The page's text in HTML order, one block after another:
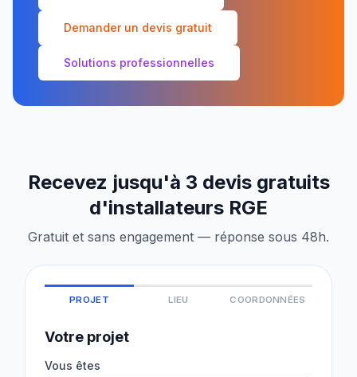
Demander un devis gratuit
Solutions professionnelles
Recevez jusqu'à 3 devis gratuits
d'installateurs RGE
Gratuit et sans engagement — réponse sous 48h.
PROJET LIEU COORDONNÉES
Votre projet
Vous êtes